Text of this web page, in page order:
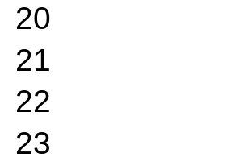
20
21
22
23